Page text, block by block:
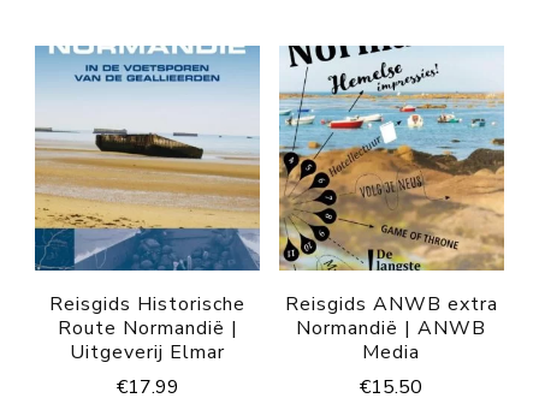
Reisgids Historische
Route Normandië |
Uitgeverij Elmar
€17.99
Reisgids ANWB extra
Normandië | ANWB
Media
€15.50